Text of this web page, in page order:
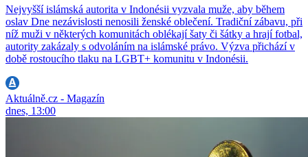
Nejvyšší islámská autorita v Indonésii vyzvala muže, aby během
oslav Dne nezávislosti nenosili ženské oblečení. Tradiční zábavu, při
níž muži v některých komunitách oblékají šaty či šátky a hrají fotbal,
autority zakázaly s odvoláním na islámské právo. Výzva přichází v
době rostoucího tlaku na LGBT+ komunitu v Indonésii.
Aktuálně.cz - Magazín
dnes, 13:00